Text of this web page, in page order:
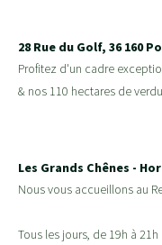
28 Rue du Golf, 36 160
Profitez d'un cadre
& nos 110 hectares de
Les Grands Chênes -
Nous vous accueillons au
Tous les jours, de 19h à 21h